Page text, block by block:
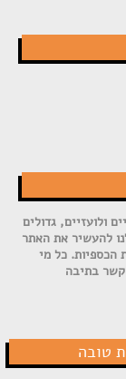
ולועזיים, גדולים
להעשיר את האתר
הכספיות. כל מי
קשר בתיבה
טובה